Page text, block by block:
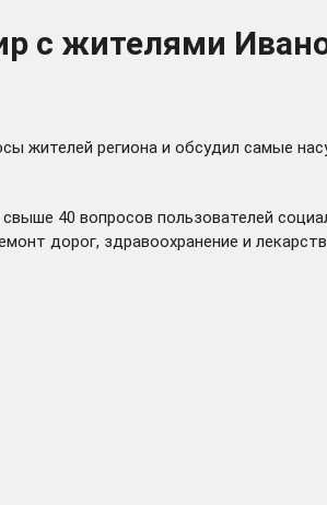
с жителями
жителей региона и обсудил самые
40 вопросов пользователей
дорог, здравоохранение и